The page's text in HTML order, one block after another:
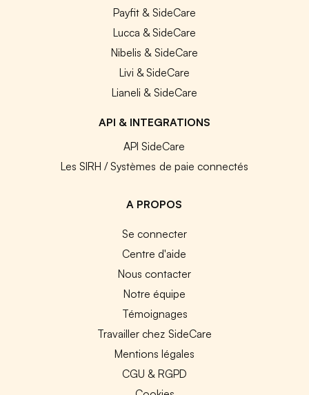
Payfit & SideCare
Lucca & SideCare
Nibelis & SideCare
Livi & SideCare
Lianeli & SideCare
API & INTEGRATIONS
API SideCare
Les SIRH / Systèmes de paie connectés
A PROPOS
Se connecter
Centre d'aide
Nous contacter
Notre équipe
Témoignages
Travailler chez SideCare
Mentions légales
CGU & RGPD